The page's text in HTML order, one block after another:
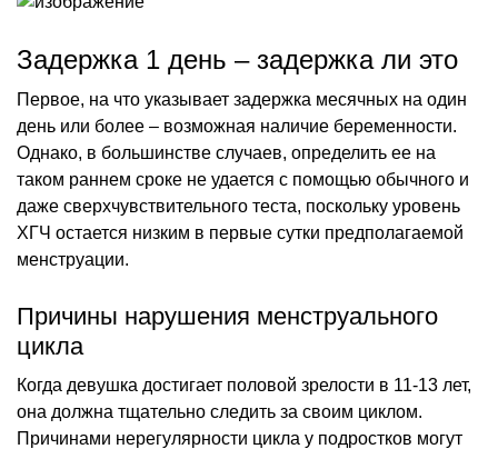
Задержка 1 день – задержка ли это
Первое, на что указывает задержка месячных на один
день или более – возможная наличие беременности.
Однако, в большинстве случаев, определить ее на
таком раннем сроке не удается с помощью обычного и
даже сверхчувствительного теста, поскольку уровень
ХГЧ остается низким в первые сутки предполагаемой
менструации.
Причины нарушения менструального
цикла
Когда девушка достигает половой зрелости в 11-13 лет,
она должна тщательно следить за своим циклом.
Причинами нерегулярности цикла у подростков могут